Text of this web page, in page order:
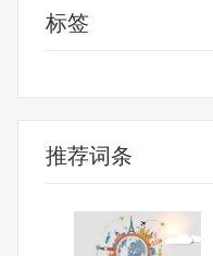
标签
推荐词条